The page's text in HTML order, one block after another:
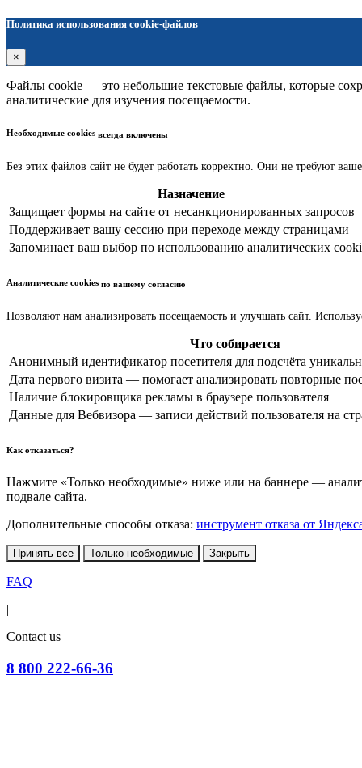
Политика использования cookie-файлов
×
Файлы cookie — это небольшие текстовые файлы, которые
аналитические для изучения посещаемости.
Необходимые cookies всегда включены
Без этих файлов сайт не будет работать корректно. Они не требуют
Назначение
Защищает формы на сайте от несанкционированных запросов
Поддерживает вашу сессию при переходе между страницами
Запоминает ваш выбор по использованию аналитических
Аналитические cookies по вашему согласию
Позволяют нам анализировать посещаемость и улучшать сайт.
Что собирается
Анонимный идентификатор посетителя для подсчёта
Дата первого визита — помогает анализировать повторные
Наличие блокировщика рекламы в браузере пользователя
Данные для Вебвизора — записи действий пользователя на
Как отказаться?
Нажмите «Только необходимые» ниже или на баннере —
подвале сайта.
Дополнительные способы отказа: инструмент отказа от
Принять все Только необходимые Закрыть
FAQ
|
Contact us
8 800 222-66-36